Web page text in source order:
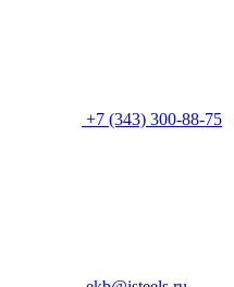
+7 (343) 300-88-75